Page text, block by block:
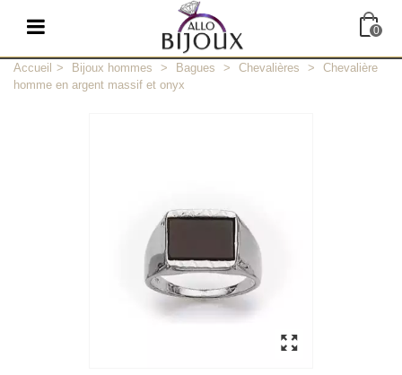
0
Accueil > Bijoux hommes > Bagues > Chevalières >
Chevalière
homme en argent massif et onyx